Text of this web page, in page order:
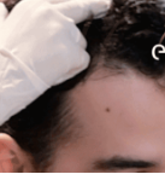
Türkei
bemerkenswert,
die Fortschritte bei